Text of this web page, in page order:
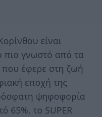
είναι
πιο γνωστό από τα
που έφερε στη ζωή
εποχή της
ψηφοφορία
65%, το SUPER